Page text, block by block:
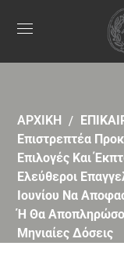
ΑΡΧΙΚΗ
Επιστρεπτέα
Επιλογές Και
Ελεύθεροι
Ιουνίου Να
Ή Θα
Μηνιαίες Δόσεις